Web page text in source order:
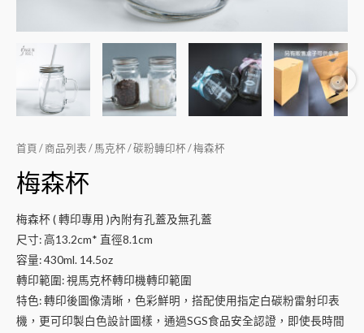
首頁 /商品列表 / 馬克杯 /碳粉轉印杯 / 梅森杯
梅森杯
梅森杯 ( 轉印專用 )內附有孔蓋及無孔蓋
尺寸: 高13.2cm* 直徑8.1cm
容量: 430ml. 14.5oz
轉印範圍: 視馬克杯轉印機轉印範圍
特色: 轉印後圖像清晰，色彩鮮明，搭配使用指定白碳粉雷射印表
機，更可印製白色設計圖樣，通過SGS食品安全認證，即使長時間